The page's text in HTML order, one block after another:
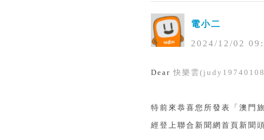
電小二
2024/12/02 09 :
Dear 快樂雲
特前來恭喜您所發表「澳門
經登上聯合新聞網首頁新聞